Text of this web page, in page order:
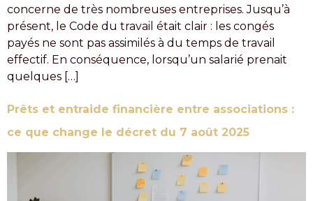
concerne de très nombreuses entreprises. Jusqu’à
présent, le Code du travail était clair : les congés
payés ne sont pas assimilés à du temps de travail
effectif. En conséquence, lorsqu’un salarié prenait
quelques […]
Prêts et entraide financière entre associations :
ce que change le décret du 7 août 2025